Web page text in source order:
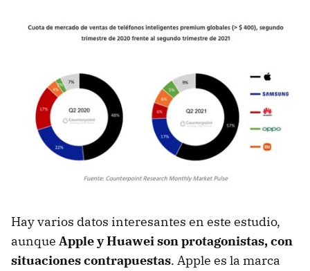
Hay varios datos interesantes en este estudio,
aunque Apple y Huawei son protagonistas, con
situaciones contrapuestas. Apple es la marca